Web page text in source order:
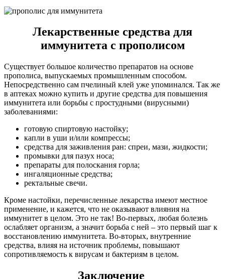
Лекарственные средства для
иммунитета с прополисом
Существует большое количество препаратов на основе
прополиса, выпускаемых промышленным способом.
Непосредственно сам пчелиный клей уже упоминался. Так же
в аптеках можно купить и другие средства для повышения
иммунитета или борьбы с простудными (вирусными)
заболеваниями:
готовую спиртовую настойку;
капли в уши и/или компрессы;
средства для заживления ран: спреи, мази, жидкости;
промывки для пазух носа;
препараты для полоскания горла;
ингаляционные средства;
ректальные свечи.
Кроме настойки, перечисленные лекарства имеют местное
применение, и кажется, что не оказывают влияния на
иммунитет в целом. Это не так! Во-первых, любая болезнь
ослабляет организм, а значит борьба с ней – это первый шаг к
восстановлению иммунитета. Во-вторых, внутренние
средства, влияя на источник проблемы, повышают
сопротивляемость к вирусам и бактериям в целом.
Заключение